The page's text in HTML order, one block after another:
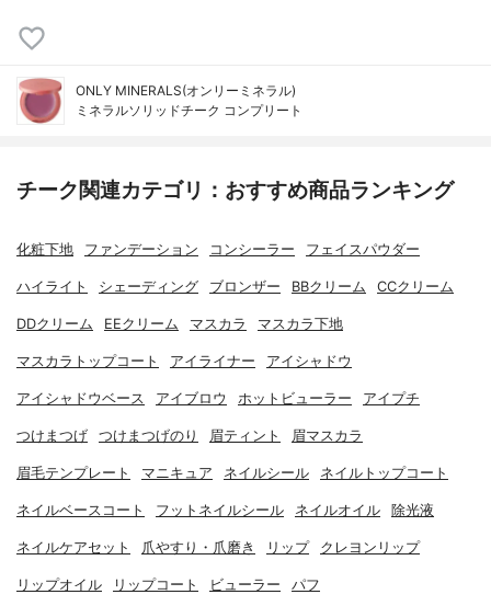
ONLY MINERALS(オンリーミネラル)
ミネラルソリッドチーク コンプリート
チーク関連カテゴリ：おすすめ商品ランキング
化粧下地 ファンデーション コンシーラー フェイスパウダー
ハイライト シェーディング ブロンザー BBクリーム CCクリーム
DDクリーム EEクリーム マスカラ マスカラ下地
マスカラトップコート アイライナー アイシャドウ
アイシャドウベース アイブロウ ホットビューラー アイプチ
つけまつげ つけまつげのり 眉ティント 眉マスカラ
眉毛テンプレート マニキュア ネイルシール ネイルトップコート
ネイルベースコート フットネイルシール ネイルオイル 除光液
ネイルケアセット 爪やすり・爪磨き リップ クレヨンリップ
リップオイル リップコート ビューラー パフ